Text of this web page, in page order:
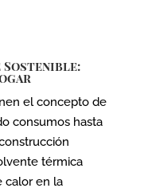
Sostenible:
el concepto de
consumos hasta
térmica
calor en la